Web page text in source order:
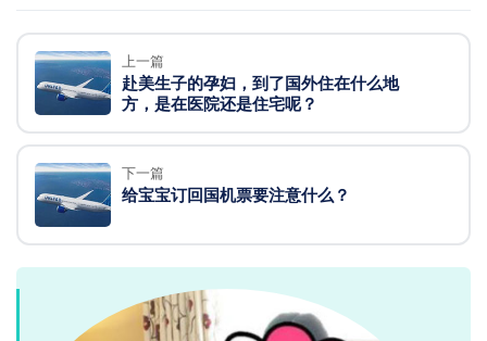
上一篇
赴美生子的孕妇，到了国外住在什么地
方，是在医院还是住宅呢？
下一篇
给宝宝订回国机票要注意什么？